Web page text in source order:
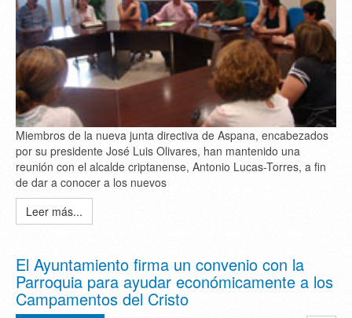
Miembros de la nueva junta directiva de Aspana, encabezados
por su presidente José Luis Olivares, han mantenido una
reunión con el alcalde criptanense, Antonio Lucas-Torres, a fin
de dar a conocer a los nuevos
Leer más...
El Ayuntamiento firma un convenio con la
Parroquia para ayudar económicamente a los
Campamentos del Cristo